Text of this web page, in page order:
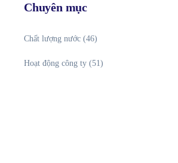
Chuyên mục
Chất lượng nước (46)
Hoạt động công ty (51)